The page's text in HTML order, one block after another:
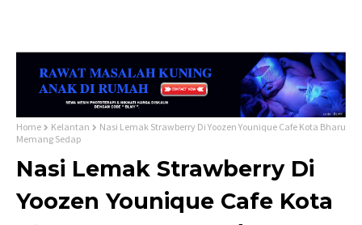
Home Kelantan
Nasi Lemak Strawberry Di Yoozen Younique Cafe Kota Bharu
Memang Sedap
Nasi Lemak Strawberry Di
Yoozen Younique Cafe Kota